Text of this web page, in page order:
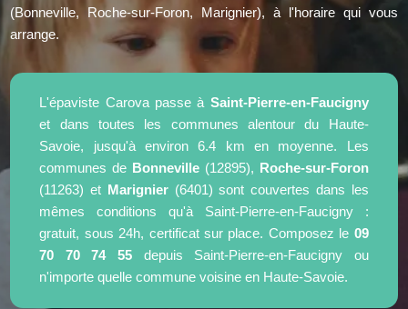
(Bonneville, Roche-sur-Foron, Marignier), à l'horaire qui vous
arrange.
L'épaviste Carova passe à Saint-Pierre-en-Faucigny
et dans toutes les communes alentour du Haute-
Savoie, jusqu'à environ 6.4 km en moyenne. Les
communes de Bonneville (12895), Roche-sur-Foron
(11263) et Marignier(6401) sont couvertes dans les
mêmes conditions qu'à Saint-Pierre-en-Faucigny :
gratuit, sous 24h, certificat sur place. Composez le 09
70 70 74 55 depuis Saint-Pierre-en-Faucigny ou
n'importe quelle commune voisine en Haute-Savoie.